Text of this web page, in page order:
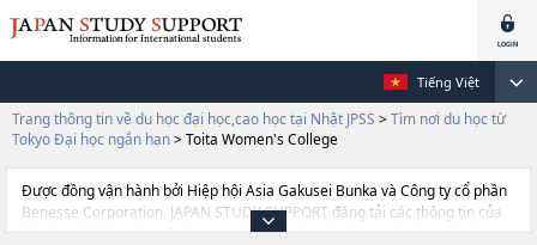
Tiếng Việt
Trang thông tin về du học đại học,cao học tại Nhật JPSS > Tìm nơi du học từ
Tokyo Đại học ngắn hạn> Toita Women's College
Được đồng vận hành bởi Hiệp hội Asia Gakusei Bunka và Công ty cổ phần
Benesse Corporation, JAPAN STUDY SUPPORT đăng tải các thông tin của
khoảng 1.300 trường đại học, cao học, trường đại học ngắn hạn, trường